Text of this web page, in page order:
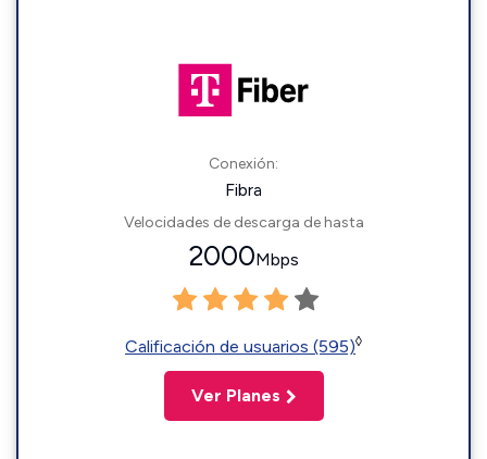
Conexión:
Fibra
Velocidades de descarga de hasta
2000Mbps
Calificación de usuarios (595)◊
Ver Planes